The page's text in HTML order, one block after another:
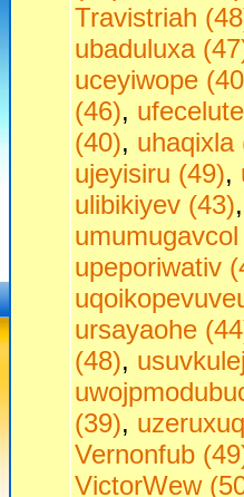
Travistriah
ubaduluxa
uceyiwope
(46),
(40), uhaqixla
ujeyisiru (49),
ulibikiyev (43),
upeporiwativ
ursayaohe
(48),
(39),
Vernonfub
VictorWew